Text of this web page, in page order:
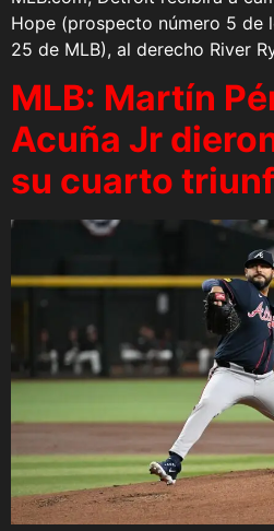
Hope (prospecto número 5 de
25 de MLB), al derecho River
MLB: Martín
Acuña Jr
su cuarto